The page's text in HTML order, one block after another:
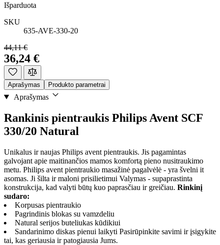
Išparduota
SKU
635-AVE-330-20
44,11 €
36,24 €
Aprašymas Produkto parametrai
Aprašymas
Rankinis pientraukis Philips Avent SCF
330/20 Natural
Unikalus ir naujas Philips avent pientraukis. Jis pagamintas
galvojant apie maitinančios mamos komfortą pieno nusitraukimo
metu. Philips avent pientraukio masažinė pagalvėlė - yra švelni it
asomas. Ji šilta ir maloni prisilietimui Valymas - supaprastinta
konstrukcija, kad valyti būtų kuo paprasčiau ir greičiau. Rinkinį
sudaro:
Korpusas pientraukio
Pagrindinis blokas su vamzdeliu
Natural serijos buteliukas kūdikiui
Sandarinimo diskas pienui laikyti Pasirūpinkite savimi ir įsigykite
tai, kas geriausia ir patogiausia Jums.